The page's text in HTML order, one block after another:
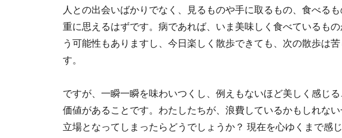
人との出会いばかりでなく、見るものや手に取るもの、食べる
重に思えるはずです。病であれば、いま美味しく食べているも
う可能性もありますし、今日楽しく散歩できても、次の散歩は
す。
ですが、一瞬一瞬を味わいつくし、例えもないほど美しく感じ
価値があることです。わたしたちが、浪費しているかもしれな
立場となってしまったらどうでしょうか？ 現在を心ゆくまで感